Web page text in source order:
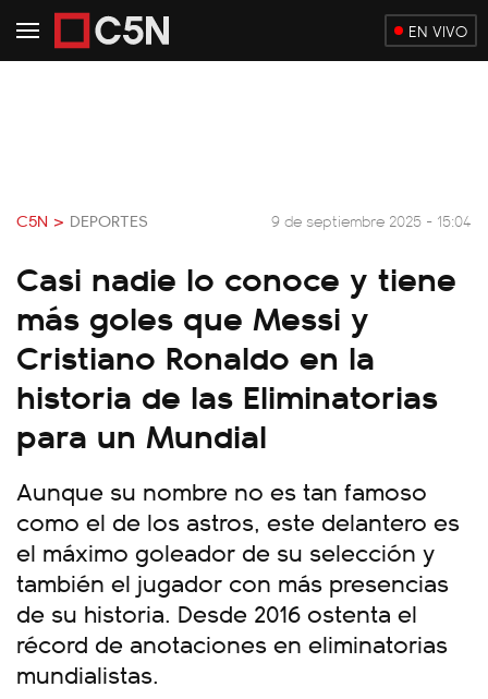
EN VIVO
C5N > DEPORTES 9 de septiembre 2025 - 15:04
Casi nadie lo conoce y tiene
más goles que Messi y
Cristiano Ronaldo en la
historia de las Eliminatorias
para un Mundial
Aunque su nombre no es tan famoso
como el de los astros, este delantero es
el máximo goleador de su selección y
también el jugador con más presencias
de su historia. Desde 2016 ostenta el
récord de anotaciones en eliminatorias
mundialistas.